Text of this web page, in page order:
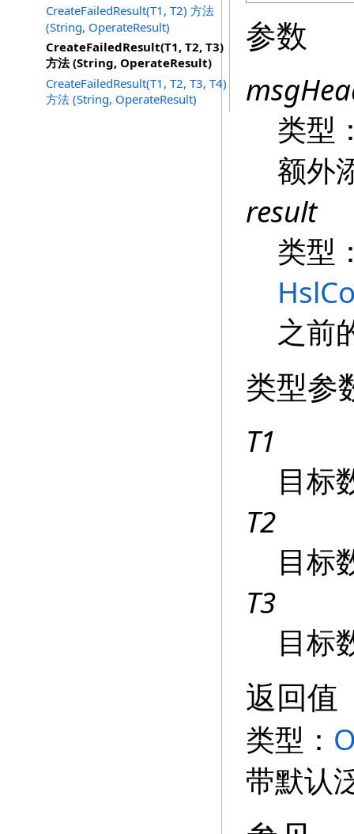
CreateFailedResult(T1, T2) 方法
(String, OperateResult)
CreateFailedResult(T1, T2, T3)
方法 (String, OperateResult)
CreateFailedResult(T1, T2, T3, T4)
方法 (String, OperateResult)
参数
类型
额外
result
类型
之前
类型参
T1
目标
T2
目标
T3
目标
返回值
类型：
带默认